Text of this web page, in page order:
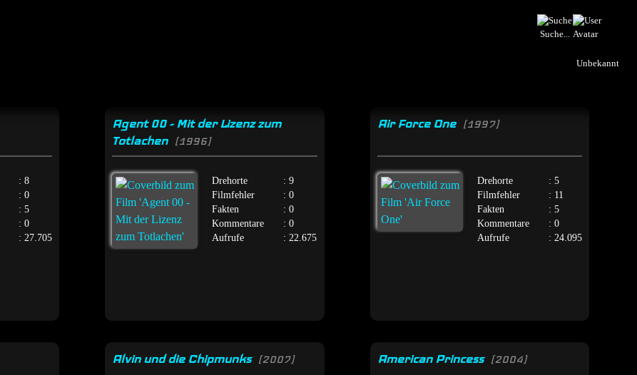
Suche...
Unbekannt
: 8
: 0
: 5
: 0
: 27.705
Agent 00 - Mit der Lizenz zum
Totlachen [1996]
Drehorte
: 9
Filmfehler
: 0
Fakten
: 0
Kommentare
: 0
Aufrufe
: 22.675
Air Force One [1997]
Drehorte
: 5
Filmfehler
: 11
Fakten
: 5
Kommentare
: 0
Aufrufe
: 24.095
Alvin und die Chipmunks [2007] American Princess [2004]